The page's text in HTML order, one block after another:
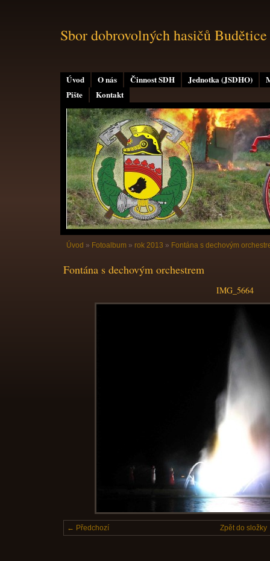
Úvod O nás Činnost SDH Jednotka (JSDHO)
Pište
Kontakt
Sbor dobrovolných hasičů Budětice
Úvod » Fotoalbum » rok 2013 » Fontána s dechovým
Fontána s dechovým orchestrem
IMG_5664
← Předchozí Zpět do složky